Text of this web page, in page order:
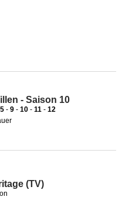
- Saison 10
5 - 9 - 10 - 11 - 12
(TV)